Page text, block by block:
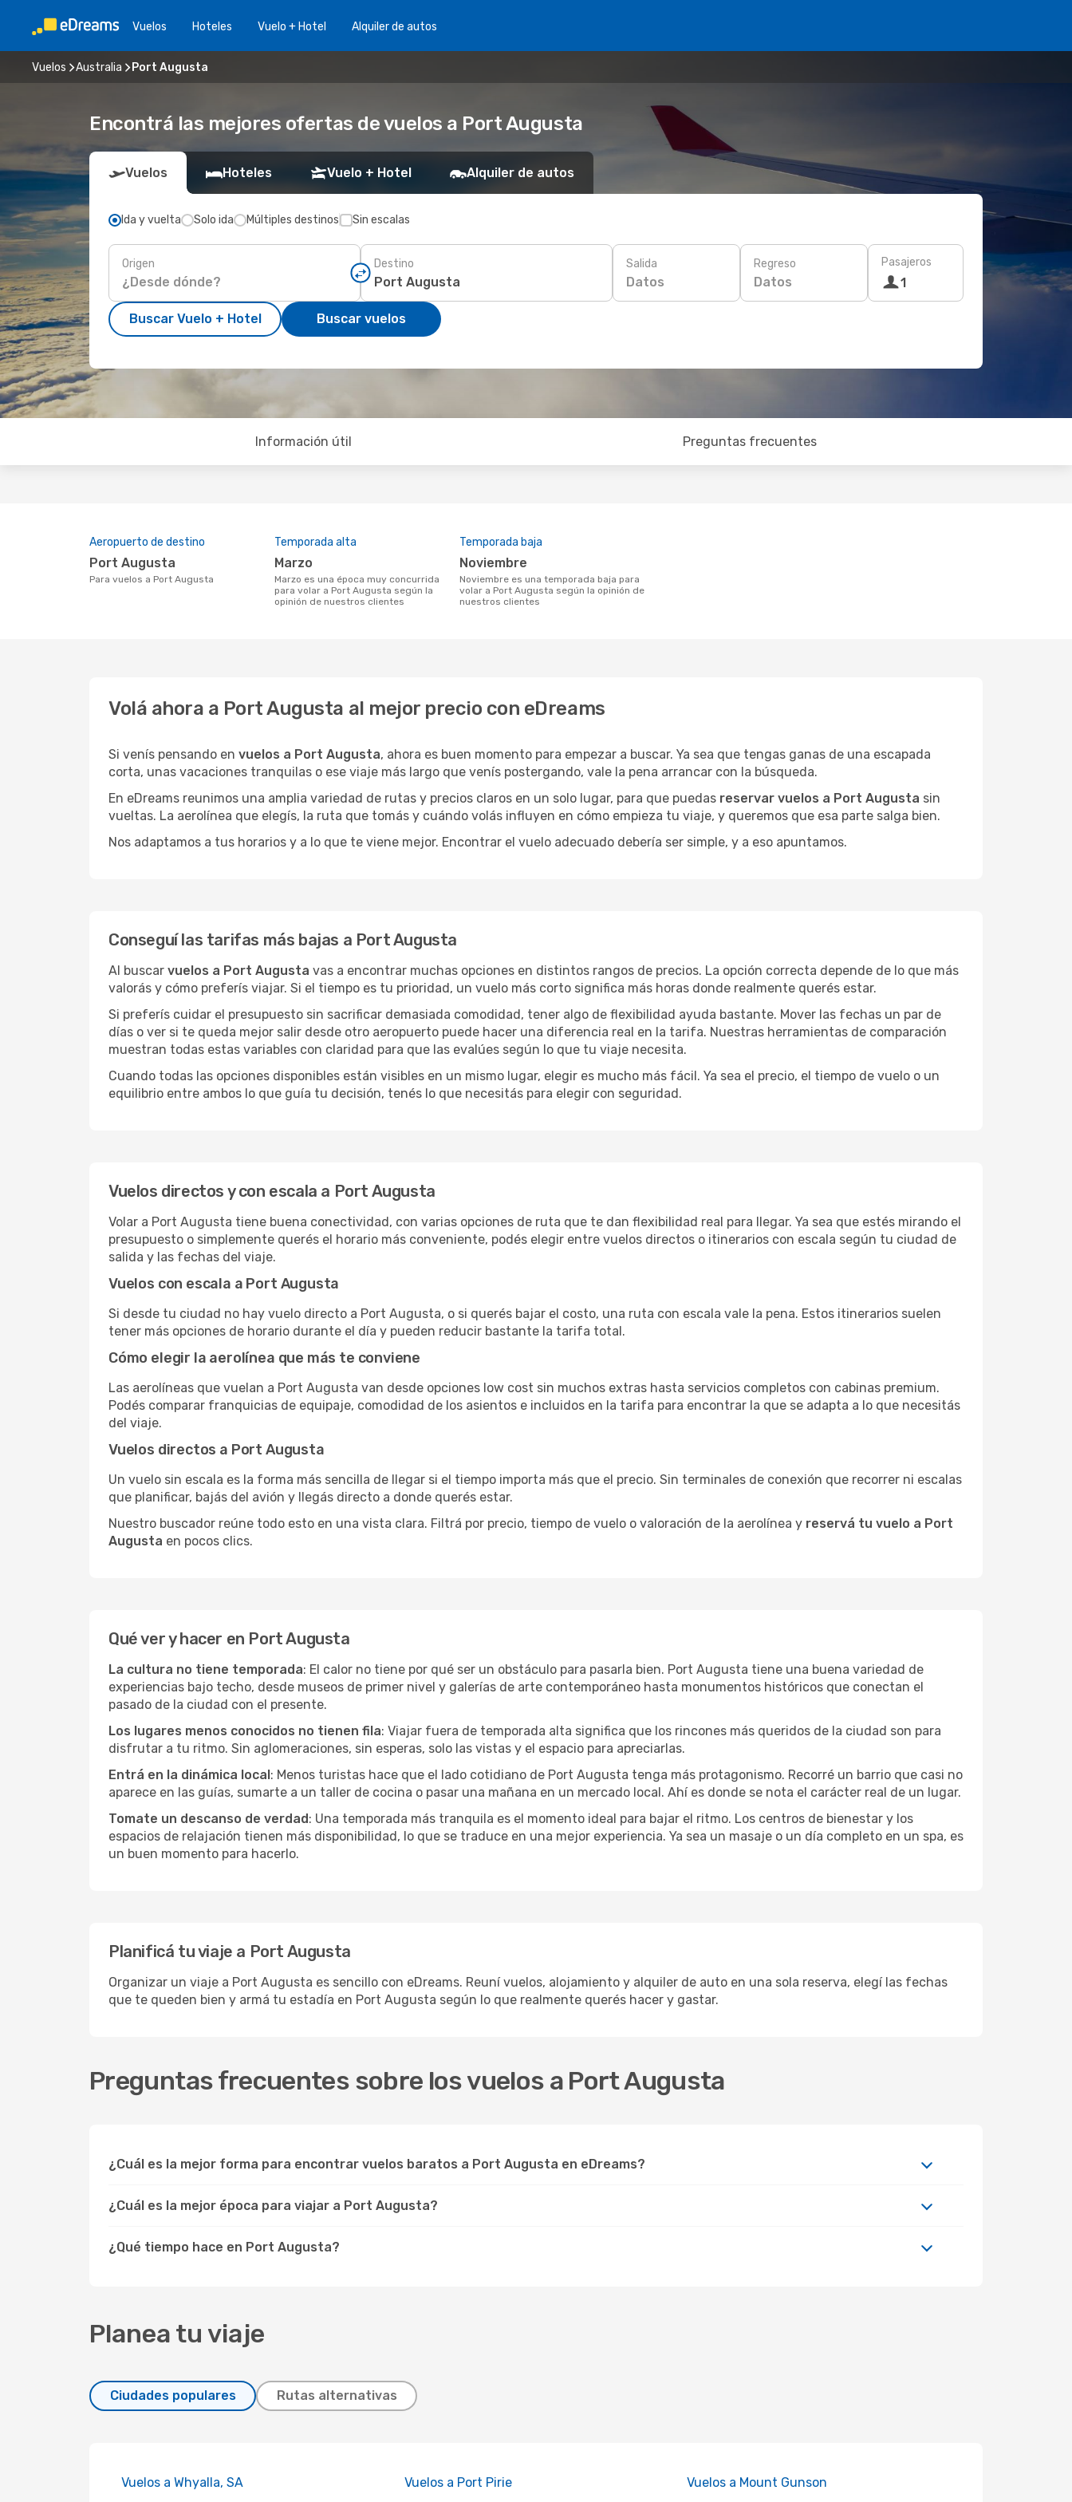
Vuelos Hoteles Vuelo + Hotel Alquiler de autos
Vuelos Australia Port Augusta
Encontrá las mejores ofertas de vuelos a Port Augusta
Vuelos Hoteles Vuelo + Hotel Alquiler de autos
Ida y vuelta Solo ida Múltiples destinos Sin escalas
Origen Destino Salida
Datos
Regreso
Datos
Pasajeros
1
Buscar Vuelo + Hotel Buscar vuelos
Información útil Preguntas frecuentes
Aeropuerto de destino
Port Augusta
Para vuelos a Port Augusta
Temporada alta
marzo
marzo es una época muy concurrida
para volar a Port Augusta según la
opinión de nuestros clientes
Temporada baja
noviembre
noviembre es una temporada baja para
volar a Port Augusta según la opinión de
nuestros clientes
Volá ahora a Port Augusta al mejor precio con eDreams
Si venís pensando en vuelos a Port Augusta, ahora es buen momento para empezar a buscar. Ya sea que tengas ganas de una escapada
corta, unas vacaciones tranquilas o ese viaje más largo que venís postergando, vale la pena arrancar con la búsqueda.
En eDreams reunimos una amplia variedad de rutas y precios claros en un solo lugar, para que puedas reservar vuelos a Port Augusta sin
vueltas. La aerolínea que elegís, la ruta que tomás y cuándo volás influyen en cómo empieza tu viaje, y queremos que esa parte salga bien.
Nos adaptamos a tus horarios y a lo que te viene mejor. Encontrar el vuelo adecuado debería ser simple, y a eso apuntamos.
Conseguí las tarifas más bajas a Port Augusta
Al buscar vuelos a Port Augusta vas a encontrar muchas opciones en distintos rangos de precios. La opción correcta depende de lo que más
valorás y cómo preferís viajar. Si el tiempo es tu prioridad, un vuelo más corto significa más horas donde realmente querés estar.
Si preferís cuidar el presupuesto sin sacrificar demasiada comodidad, tener algo de flexibilidad ayuda bastante. Mover las fechas un par de
días o ver si te queda mejor salir desde otro aeropuerto puede hacer una diferencia real en la tarifa. Nuestras herramientas de comparación
muestran todas estas variables con claridad para que las evalúes según lo que tu viaje necesita.
Cuando todas las opciones disponibles están visibles en un mismo lugar, elegir es mucho más fácil. Ya sea el precio, el tiempo de vuelo o un
equilibrio entre ambos lo que guía tu decisión, tenés lo que necesitás para elegir con seguridad.
Vuelos directos y con escala a Port Augusta
Volar a Port Augusta tiene buena conectividad, con varias opciones de ruta que te dan flexibilidad real para llegar. Ya sea que estés mirando el
presupuesto o simplemente querés el horario más conveniente, podés elegir entre vuelos directos o itinerarios con escala según tu ciudad de
salida y las fechas del viaje.
Vuelos con escala a Port Augusta
Si desde tu ciudad no hay vuelo directo a Port Augusta, o si querés bajar el costo, una ruta con escala vale la pena. Estos itinerarios suelen
tener más opciones de horario durante el día y pueden reducir bastante la tarifa total.
Cómo elegir la aerolínea que más te conviene
Las aerolíneas que vuelan a Port Augusta van desde opciones low cost sin muchos extras hasta servicios completos con cabinas premium.
Podés comparar franquicias de equipaje, comodidad de los asientos e incluidos en la tarifa para encontrar la que se adapta a lo que necesitás
del viaje.
Vuelos directos a Port Augusta
Un vuelo sin escala es la forma más sencilla de llegar si el tiempo importa más que el precio. Sin terminales de conexión que recorrer ni escalas
que planificar, bajás del avión y llegás directo a donde querés estar.
Nuestro buscador reúne todo esto en una vista clara. Filtrá por precio, tiempo de vuelo o valoración de la aerolínea y reservá tu vuelo a Port
Augusta en pocos clics.
Qué ver y hacer en Port Augusta
La cultura no tiene temporada: El calor no tiene por qué ser un obstáculo para pasarla bien. Port Augusta tiene una buena variedad de
experiencias bajo techo, desde museos de primer nivel y galerías de arte contemporáneo hasta monumentos históricos que conectan el
pasado de la ciudad con el presente.
Los lugares menos conocidos no tienen fila: Viajar fuera de temporada alta significa que los rincones más queridos de la ciudad son para
disfrutar a tu ritmo. Sin aglomeraciones, sin esperas, solo las vistas y el espacio para apreciarlas.
Entrá en la dinámica local: Menos turistas hace que el lado cotidiano de Port Augusta tenga más protagonismo. Recorré un barrio que casi no
aparece en las guías, sumarte a un taller de cocina o pasar una mañana en un mercado local. Ahí es donde se nota el carácter real de un lugar.
Tomate un descanso de verdad: Una temporada más tranquila es el momento ideal para bajar el ritmo. Los centros de bienestar y los
espacios de relajación tienen más disponibilidad, lo que se traduce en una mejor experiencia. Ya sea un masaje o un día completo en un spa, es
un buen momento para hacerlo.
Planificá tu viaje a Port Augusta
Organizar un viaje a Port Augusta es sencillo con eDreams. Reuní vuelos, alojamiento y alquiler de auto en una sola reserva, elegí las fechas
que te queden bien y armá tu estadía en Port Augusta según lo que realmente querés hacer y gastar.
Preguntas frecuentes sobre los vuelos a Port Augusta
¿Cuál es la mejor forma para encontrar vuelos baratos a Port Augusta en eDreams?
¿Cuál es la mejor época para viajar a Port Augusta?
¿Qué tiempo hace en Port Augusta?
Planea tu viaje
Ciudades populares Rutas alternativas
Vuelos a Whyalla, SA Vuelos a Port Pirie Vuelos a Mount Gunson